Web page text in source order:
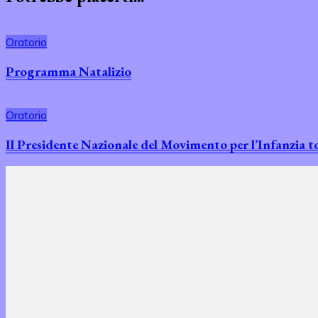
Oratorio
Programma Natalizio
Oratorio
Il Presidente Nazionale del Movimento per l’Infanzia